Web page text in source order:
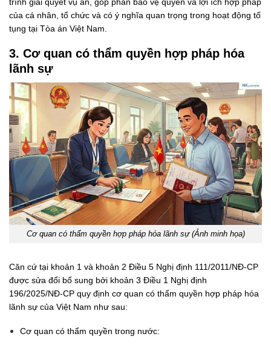
của cá nhân, tổ chức và có ý nghĩa quan trọng trong hoạt động tố
tụng tại Tòa án Việt Nam.
3. Cơ quan có thẩm quyền hợp pháp hóa
lãnh sự
Cơ quan có thẩm quyền hợp pháp hóa lãnh sự (Ảnh minh họa)
Căn cứ tại khoản 1 và khoản 2 Điều 5 Nghị định 111/2011/NĐ-CP
được sửa đổi bổ sung bởi khoản 3 Điều 1 Nghị định
196/2025/NĐ-CP quy định cơ quan có thẩm quyền hợp pháp hóa
lãnh sự của Việt Nam như sau:
Cơ quan có thẩm quyền trong nước: